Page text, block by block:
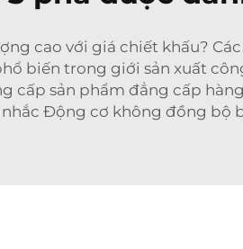
cao với giá chiết khấu?
biến trong giới sản xuất
cấp sản phẩm đẳng cấp
Động cơ không đồng bộ